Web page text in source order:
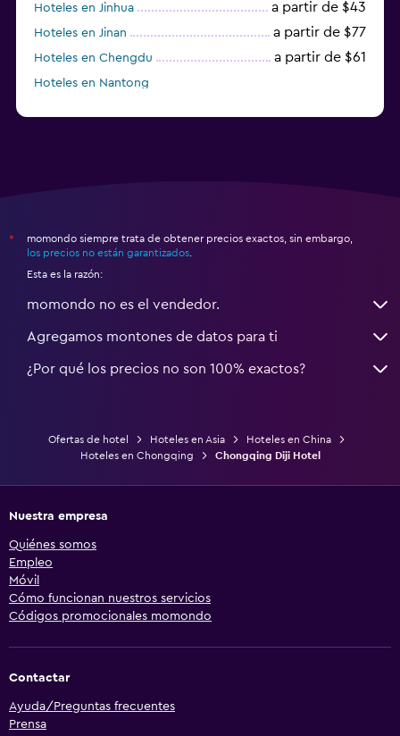
Hoteles en Jinhua a partir de $43
Hoteles en Jinan a partir de $77
Hoteles en Chengdu a partir de $61
Hoteles en Nantong
*
momondo siempre trata de obtener precios exactos, sin embargo,
los precios no están garantizados
Esta es la razón:
momondo no es el vendedor.
Agregamos montones de datos para ti
¿Por qué los precios no son 100% exactos?
Ofertas de hotel Hoteles en Asia
Hoteles en China
Hoteles en Chongqing
Chongqing Diji Hotel
Nuestra empresa
Quiénes somos
Empleo
Móvil
Cómo funcionan nuestros servicios
Códigos promocionales momondo
Contactar
Ayuda/Preguntas frecuentes
Prensa